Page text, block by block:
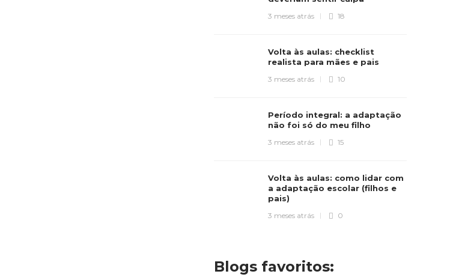
3 meses atrás 18
Volta às aulas: checklist
realista para mães e pais
3 meses atrás 10
Período integral: a adaptação
não foi só do meu filho
3 meses atrás 15
Volta às aulas: como lidar com
a adaptação escolar (filhos e
pais)
3 meses atrás 0
Blogs favoritos: